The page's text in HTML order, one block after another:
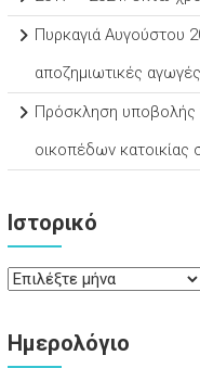
Πυρκαγιά Αυγούστου
αποζημιωτικές αγωγές
Πρόσκληση
οικοπέδων κατοικίας
Ιστορικό
Ιστορικό
Ημερολόγιο